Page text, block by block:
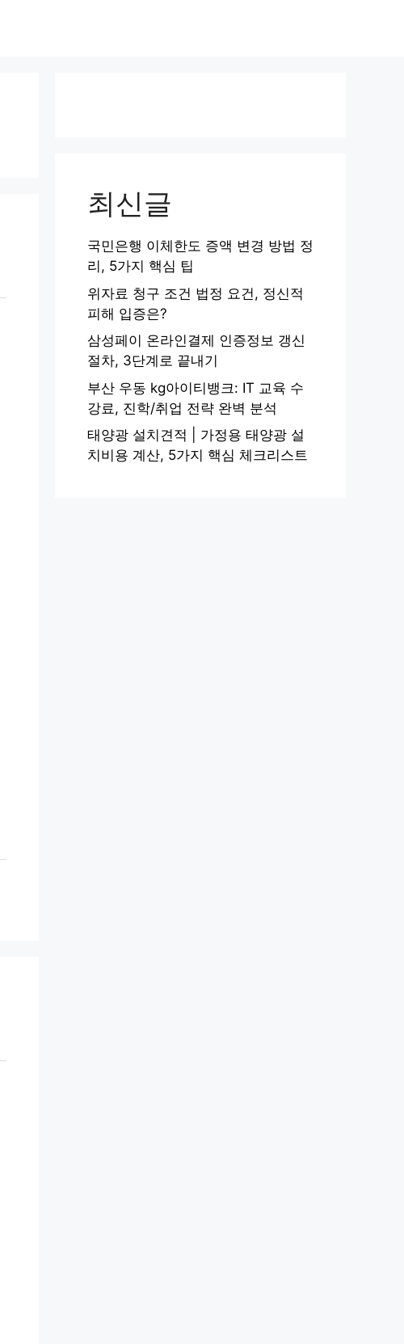
최신글
국민은행 이체한도 증액 변경 방법 정
리, 5가지 핵심 팁
위자료 청구 조건 법정 요건, 정신적
피해 입증은?
삼성페이 온라인결제 인증정보 갱신
절차, 3단계로 끝내기
부산 우동 kg아이티뱅크: IT 교육 수
강료, 진학/취업 전략 완벽 분석
태양광 설치견적 | 가정용 태양광 설
치비용 계산, 5가지 핵심 체크리스트